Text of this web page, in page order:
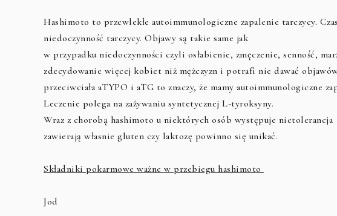
Hashimoto to przewlekłe autoimmunologiczne zapalenie tarczycy.
niedoczynność tarczycy. Objawy są takie same jak
w przypadku niedoczynności czyli osłabienie, zmęczenie, senność,
zdecydowanie więcej kobiet niż mężczyzn i potrafi nie dawać
przeciwciała aTYPO i aTG to znaczy, że mamy autoimmunologiczne
Leczenie polega na zażywaniu syntetycznej L-tyroksyny.
Wraz z chorobą hashimoto u niektórych osób występuje
zawierają własnie gluten czy laktozę powinno się unikać.
Składniki pokarmowe ważne w przebiegu hashimoto
Jod